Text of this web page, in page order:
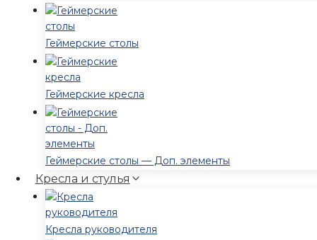
Геймерские столы
Геймерские кресла
Геймерские столы — Доп. элементы
Кресла и стулья
Кресла руководителя